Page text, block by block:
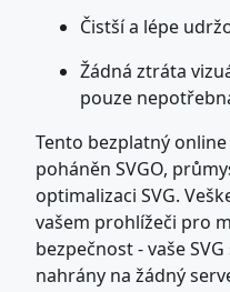
Čistší a lépe
Žádná ztráta
pouze
Tento bezplatný
poháněn SVGO,
optimalizaci SVG.
vašem prohlížeči pro
bezpečnost - vaše
nahrány na žádný